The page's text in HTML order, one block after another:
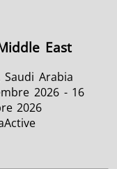
East
Saudi Arabia
2026 - 16
2026